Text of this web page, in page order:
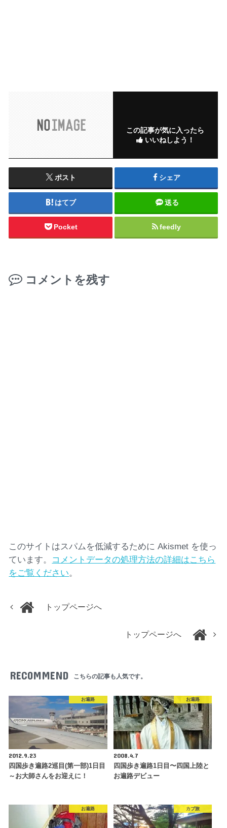
この記事が気に入ったら
いいねしよう！
ポスト シェア
はてブ 送る
Pocket feedly
コメントを残す
このサイトはスパムを低減するために Akismet を使っ
ています。 コメントデータの処理方法の詳細はこちら
をご覧ください。
トップページへ
トップページへ
RECOMMEND こちらの記事も人気です。
お遍路
2012.9.23
四国歩き遍路2巡目(第一部)1日目
～お大師さんをお迎えに！
お遍路
2008.4.7
四国歩き遍路1日目〜四国上陸と
お遍路デビュー
お遍路 カブ旅